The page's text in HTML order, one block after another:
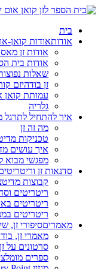
בית
אודותאודות קואן-
אודות זן
אודות בית
שאלות
זן בודהיזם
עמותת קואן
גלריה
איך להתחיל לתרגל
מה זה זן
טכניקות
איך עושים
מפגשי מבוא
סדנאות זן
קבוצות
ריטריטים
ריטריטים
ריטריטים
מאמריםסיפורי זן,
מאמרי זן,
סרטונים על
ספרים